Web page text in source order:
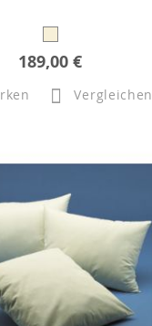
189,00 €
Vergleichen